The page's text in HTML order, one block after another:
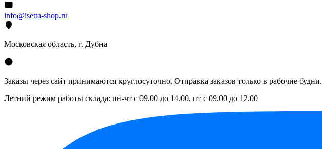
info@isetta-shop.ru
Московская область, г. Дубна
Заказы через сайт принимаются круглосуточно. Отправка заказов только в рабочие будни.
Летний режим работы склада: пн-чт с 09.00 до 14.00, пт с 09.00 до 12.00